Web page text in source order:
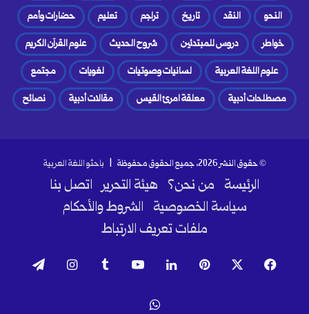
النحو
النقد تاريخ تراجم تعليم
حضارات وأمم
خواطر
دروس للمبتدئين شروح الحديث
علوم القرآن الكريم
علوم اللغة العربية
لسانيات وصوتيات لغويات
مجتمع
مصطلحات أدبية
معلقة امرئ القيس مقالات أدبية نصائح
© حقوق النشر 2026، جميع الحقوق محفوظة | باحثو اللغة العربية
الرئيسة من نحن؟ هيئة التحرير اتصل بنا
سياسة الخصوصية الشروط والأحكام
ملفات تعريف الارتباط
فيسبوك بينتيريست لينكدإن ‫YouTube انستقرام